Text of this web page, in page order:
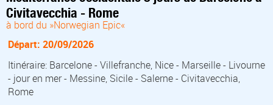
Civitavecchia - Rome
à bord du »Norwegian Epic«
Départ: 20/09/2026
Itinéraire: Barcelone - Villefranche, Nice - Marseille - Livourne
- jour en mer - Messine, Sicile - Salerne - Civitavecchia,
Rome